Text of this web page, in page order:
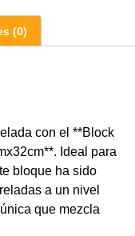
(0)
con el **Block
Ideal para
bloque ha sido
a un nivel
que mezcla